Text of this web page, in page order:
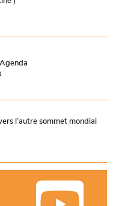
l’autre sommet mondial